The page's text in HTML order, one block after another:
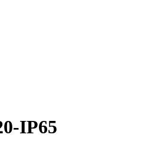
IP65